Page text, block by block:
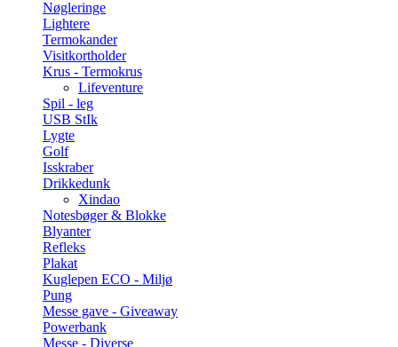
Nøgleringe
Lightere
Termokander
Visitkortholder
Krus - Termokrus
Lifeventure
Spil - leg
USB StIk
Lygte
Golf
Isskraber
Drikkedunk
Xindao
Notesbøger & Blokke
Blyanter
Refleks
Plakat
Kuglepen ECO - Miljø
Pung
Messe gave - Giveaway
Powerbank
Messe - Diverse